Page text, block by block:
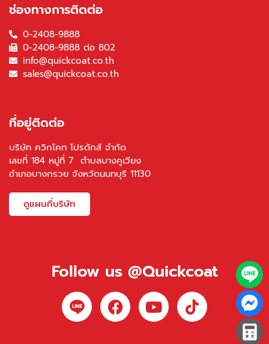
ช่องทางการติดต่อ
0-2408-9888
0-2408-9888 ต่อ 802
info@quickcoat.co.th
sales@quickcoat.co.th
ที่อยู่ติดต่อ
บริษัท ควิกโคท โปรดักส์ จำกัด
เลขที่ 184 หมู่ที่ 7 ตำบลบางคูเวียง
อำเภอบางกรวย จังหวัดนนทบุรี 11130
ดูแผนที่บริษัท
Follow us @Quickcoat